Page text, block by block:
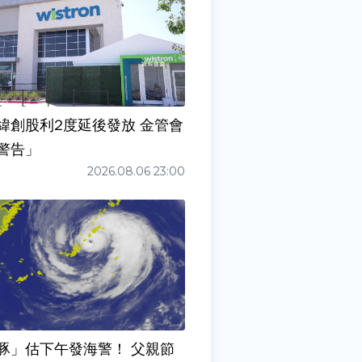
創股利2度延後發放 金管會
告」
2026.08.06 23:00
」估下午發海警！ 父親節